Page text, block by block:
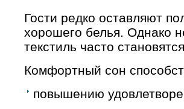
Гости редко оставляют
хорошего белья. Однако
текстиль часто
Комфортный сон
повышению